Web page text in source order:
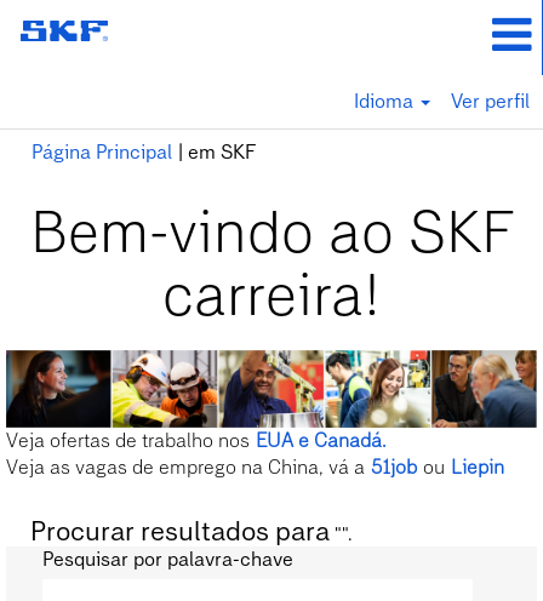
Idioma Ver perfil
Página Principal | em SKF(página
Bem-vindo ao SKF
carreira!
Veja ofertas de trabalho nos EUA e Canadá.
Veja as vagas de emprego na China, vá a 51job ou Liepin
Procurar resultados para "".
Pesquisar por palavra-chave